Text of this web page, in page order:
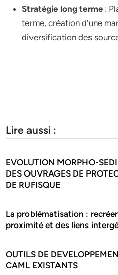
Stratégie long terme :
terme, création d’une
diversification des
Lire aussi :
EVOLUTION MORPHO-
DES OUVRAGES DE
DE RUFISQUE
La problématisation :
proximité et des liens
OUTILS DE
CAML EXISTANTS